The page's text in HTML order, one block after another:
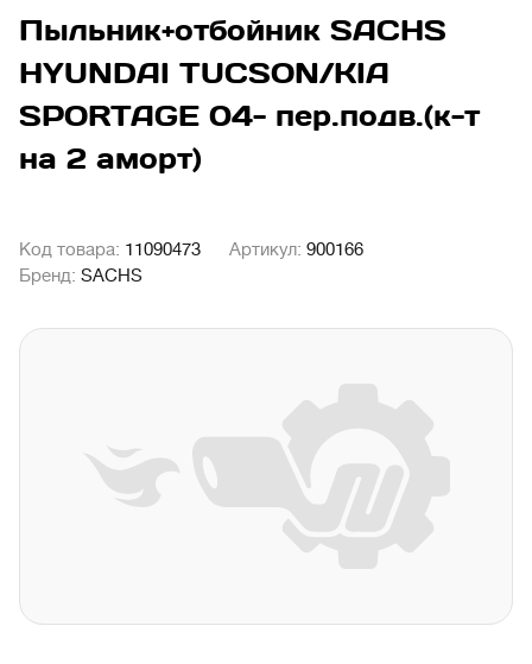
Пыльник+отбойник SACHS
HYUNDAI TUCSON/KIA
SPORTAGE 04- пер.подв.(к-т
на 2 аморт)
Код товара: 11090473 Артикул: 900166
Бренд: SACHS